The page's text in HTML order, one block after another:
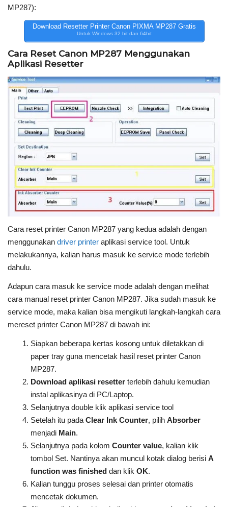
MP287):
Download Resetter Printer Canon PIXMA MP287 Gratis
Untuk Windows 32 bit dan 64bit
Cara Reset Canon MP287 Menggunakan
Aplikasi Resetter
Cara reset printer Canon MP287 yang kedua adalah dengan
menggunakan driver printer aplikasi service tool. Untuk
melakukannya, kalian harus masuk ke service mode terlebih
dahulu.
Adapun cara masuk ke service mode adalah dengan melihat
cara manual reset printer Canon MP287. Jika sudah masuk ke
service mode, maka kalian bisa mengikuti langkah-langkah cara
mereset printer Canon MP287 di bawah ini:
Siapkan beberapa kertas kosong untuk diletakkan di
paper tray guna mencetak hasil reset printer Canon
MP287.
Download aplikasi resetter terlebih dahulu kemudian
instal aplikasinya di PC/Laptop.
Selanjutnya double klik aplikasi service tool
Setelah itu pada Clear Ink Counter, pilih Absorber
menjadi Main.
Selanjutnya pada kolom Counter value, kalian klik
tombol Set. Nantinya akan muncul kotak dialog berisi A
function was finished dan klik OK.
Kalian tunggu proses selesai dan printer otomatis
mencetak dokumen.